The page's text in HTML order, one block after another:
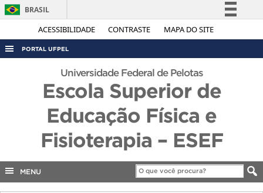
ACESSIBILIDADE CONTRASTE MAPA DO SITE
BRASIL
Simplifique!
Acesso à informação
Legislação
Canais
PORTAL UFPEL
ACESSO À INFORMAÇÃO
AUDITORIA
COBALTO
EDITAIS
INTERNACIONAL
Universidade Federal de Pelotas
Escola Superior de
Educação Física e
Fisioterapia – ESEF
MENU